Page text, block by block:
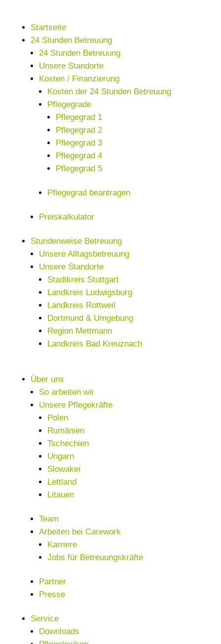
Startseite
24 Stunden Betreuung
24 Stunden Betreuung
Unsere Standorte
Kosten / Finanzierung
Kosten der 24 Stunden Betreuung
Pflegegrade
Pflegegrad 1
Pflegegrad 2
Pflegegrad 3
Pflegegrad 4
Pflegegrad 5
Pflegegrad beantragen
Preiskalkulator
Stundenweise Betreuung
Unsere Alltagsbetreuung
Unsere Standorte
Stadtkreis Stuttgart
Landkreis Ludwigsburg
Landkreis Rottweil
Dortmund & Umgebung
Region Mettmann
Landkreis Bad Kreuznach
Über uns
So arbeiten wir
Unsere Pflegekräfte
Polen
Rumänien
Tschechien
Ungarn
Slowakei
Lettland
Litauen
Team
Arbeiten bei Carework
Karriere
Jobs für Betreuungskräfte
Partner
Presse
Service
Downloads